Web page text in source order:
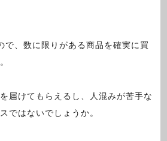
で、数に限りがある商品を確実に買
届けてもらえるし、人混みが苦手な
ではないでしょうか。